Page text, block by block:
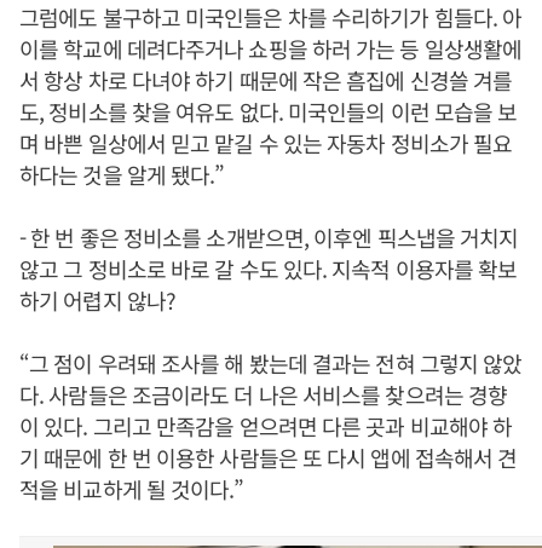
그럼에도 불구하고 미국인들은 차를 수리하기가 힘들다. 아
이를 학교에 데려다주거나 쇼핑을 하러 가는 등 일상생활에
서 항상 차로 다녀야 하기 때문에 작은 흠집에 신경쓸 겨를
도, 정비소를 찾을 여유도 없다. 미국인들의 이런 모습을 보
며 바쁜 일상에서 믿고 맡길 수 있는 자동차 정비소가 필요
하다는 것을 알게 됐다.”
- 한 번 좋은 정비소를 소개받으면, 이후엔 픽스냅을 거치지
않고 그 정비소로 바로 갈 수도 있다. 지속적 이용자를 확보
하기 어렵지 않나?
“그 점이 우려돼 조사를 해 봤는데 결과는 전혀 그렇지 않았
다. 사람들은 조금이라도 더 나은 서비스를 찾으려는 경향
이 있다. 그리고 만족감을 얻으려면 다른 곳과 비교해야 하
기 때문에 한 번 이용한 사람들은 또 다시 앱에 접속해서 견
적을 비교하게 될 것이다.”